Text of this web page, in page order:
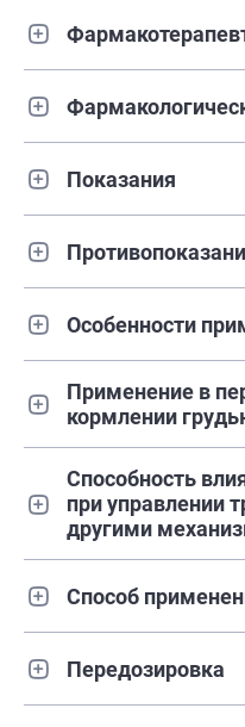
Показания
Особенности
Применение в
кормлении
Способность
при управлении
другими
Способ
Передозировка